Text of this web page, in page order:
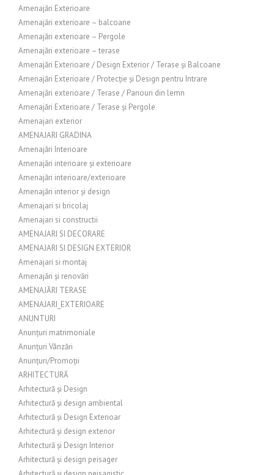
Amenajări Exterioare
Amenajări exterioare – balcoane
Amenajări exterioare – Pergole
Amenajări exterioare – terase
Amenajări Exterioare / Design Exterior / Terase și Balcoane
Amenajări Exterioare / Protecție și Design pentru Intrare
Amenajări exterioare / Terase / Panouri din lemn
Amenajări Exterioare / Terase și Pergole
Amenajari exterior
AMENAJARI GRADINA
Amenajări Interioare
Amenajări interioare și exterioare
Amenajări interioare/exterioare
Amenajări interior și design
Amenajari si bricolaj
Amenajari si constructii
AMENAJARI SI DECORARE
AMENAJARI SI DESIGN EXTERIOR
Amenajari si montaj
Amenajări și renovări
AMENAJĂRI TERASE
AMENAJARI_EXTERIOARE
ANUNTURI
Anunțuri matrimoniale
Anunțuri Vânzări
Anunțuri/Promoții
ARHITECTURĂ
Arhitectură și Design
Arhitectură și design ambiental
Arhitectură și Design Exterioar
Arhitectură și design exterior
Arhitectură și Design Interior
Arhitectură și design peisager